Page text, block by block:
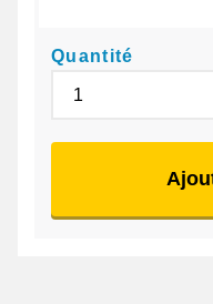
Quantité